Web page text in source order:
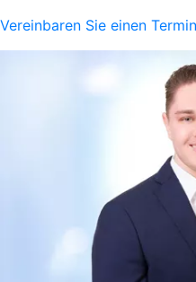
Vereinbaren Sie einen Termin